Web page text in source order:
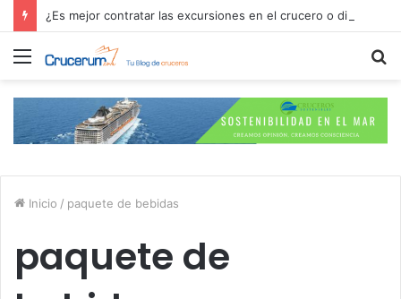
Menú
Inicio / paquete de bebidas
paquete de